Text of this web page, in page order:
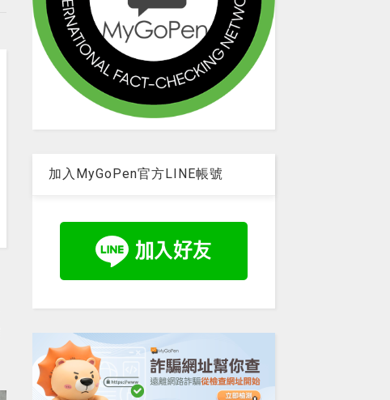
加入MyGoPen官方LINE帳號